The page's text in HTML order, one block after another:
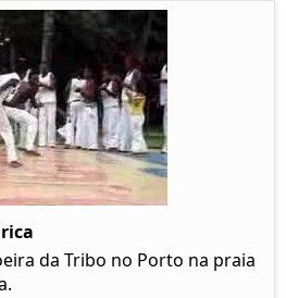
da Tribo no Porto na praia